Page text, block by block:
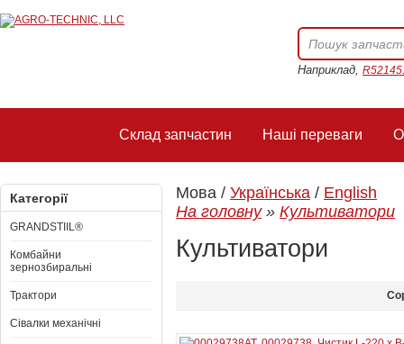
Наприклад,
Склад запчастин Наші переваги
Категорії
GRANDSTIIL®
Комбайни
зернозбиральні
Трактори
Сівалки механічні
Мова / Українська / English
На головну» Культиватори
Культиватори